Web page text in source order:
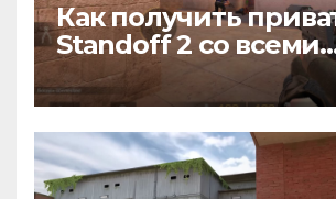
Как получить
Standoff 2 со всеми
скинами и ножами:
руководство